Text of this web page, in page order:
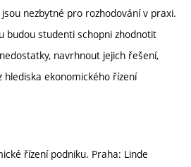
nezbytné pro rozhodování v praxi.
budou studenti schopni zhodnotit
navrhnout jejich řešení,
hlediska ekonomického řízení
řízení podniku. Praha: Linde